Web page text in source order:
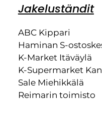
Jakeluständit
ABC Kippari
Haminan S-
K-Market Itäväylä
K-Supermarket
Sale Miehikkälä
Reimarin toimisto